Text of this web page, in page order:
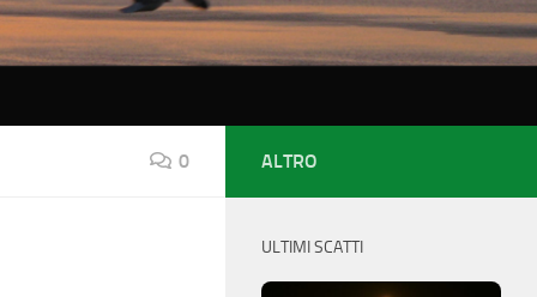
0 ALTRO
ULTIMI SCATTI